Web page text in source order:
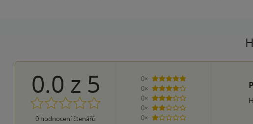
0.0 z 5
0 hodnocení čtenářů
0×
5 hvězdiček
0×
4 hvězdičky
0×
3 hvězdičky
0×
2 hvězdičky
0×
1 hvezdička